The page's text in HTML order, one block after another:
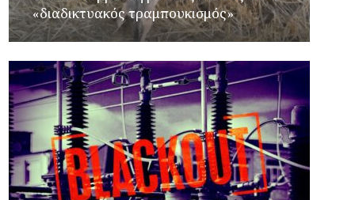
«διαδικτυακός τραμπουκισμός»